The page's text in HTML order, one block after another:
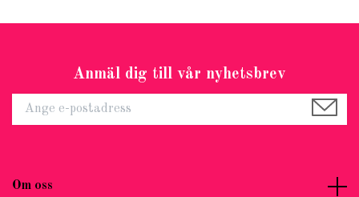
Anmäl dig till vår nyhetsbrev
Om oss